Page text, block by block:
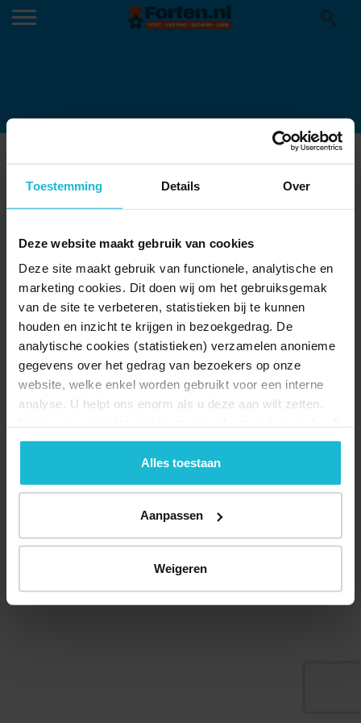
Toestemming Details Over
Deze website maakt gebruik van cookies
Deze site maakt gebruik van functionele, analytische en
marketing cookies. Dit doen wij om het gebruiksgemak
van de site te verbeteren, statistieken bij te kunnen
houden en inzicht te krijgen in bezoekgedrag. De
analytische cookies (statistieken) verzamelen anonieme
gegevens over het gedrag van bezoekers op onze
website, welke enkel worden gebruikt voor een interne
analyse. U helpt ons enorm als u deze aan wilt zetten.
geen commerciële doelstelling. U kunt deze cookies via
de knoppen accepteren, beheren of weigeren.
Alles toestaan
Aanpassen
Weigeren
LOVENSTIJN KL
Over ons
Doneer nu Disclaimer
Contact
Forten.nl wordt ondersteund door de